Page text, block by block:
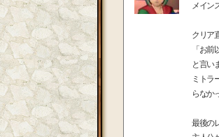
メイン
クリア
「お
と言い
ミトラ
らなか
最後の